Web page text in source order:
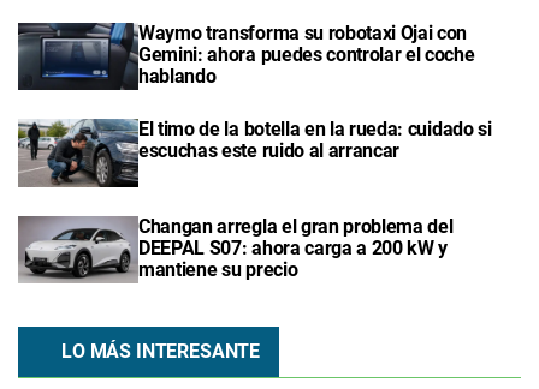
Waymo transforma su robotaxi Ojai con
Gemini: ahora puedes controlar el coche
hablando
El timo de la botella en la rueda: cuidado si
escuchas este ruido al arrancar
Changan arregla el gran problema del
DEEPAL S07: ahora carga a 200 kW y
mantiene su precio
LO MÁS INTERESANTE